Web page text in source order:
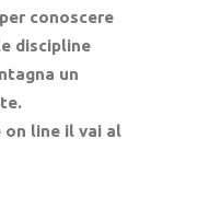
conoscere
discipline
un
on line il vai al